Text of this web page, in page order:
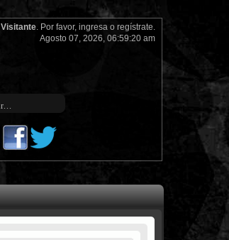
Visitante. Por favor, ingresao regístrate.
Agosto 07, 2026, 06:59:20 am